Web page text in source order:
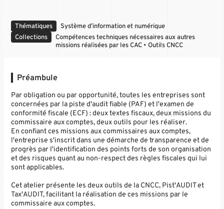
Thématiques
Système d’information et numérique
Collections
Compétences techniques nécessaires aux autres
missions réalisées par les CAC • Outils CNCC
Préambule
Par obligation ou par opportunité, toutes les entreprises sont
concernées par la piste d'audit fiable (PAF) et l'examen de
conformité fiscale (ECF) : deux textes fiscaux, deux missions du
commissaire aux comptes, deux outils pour les réaliser.
En confiant ces missions aux commissaires aux comptes,
l'entreprise s'inscrit dans une démarche de transparence et de
progrès par l'identification des points forts de son organisation
et des risques quant au non-respect des règles fiscales qui lui
sont applicables.
Cet atelier présente les deux outils de la CNCC, Pist'AUDIT et
Tax'AUDIT, facilitant la réalisation de ces missions par le
commissaire aux comptes.